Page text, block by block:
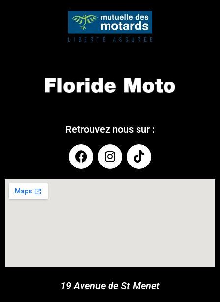
Retrouvez nous sur :
19 Avenue de St Menet